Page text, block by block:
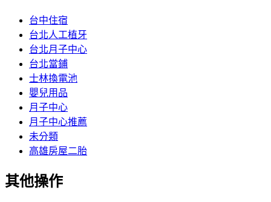
台中住宿
台北人工植牙
台北月子中心
台北當鋪
士林換電池
嬰兒用品
月子中心
月子中心推薦
未分類
高雄房屋二胎
其他操作